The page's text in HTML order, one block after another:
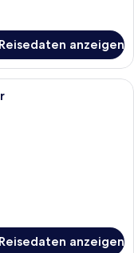
anzeigen
kostenloses WLAN,
anzeigen